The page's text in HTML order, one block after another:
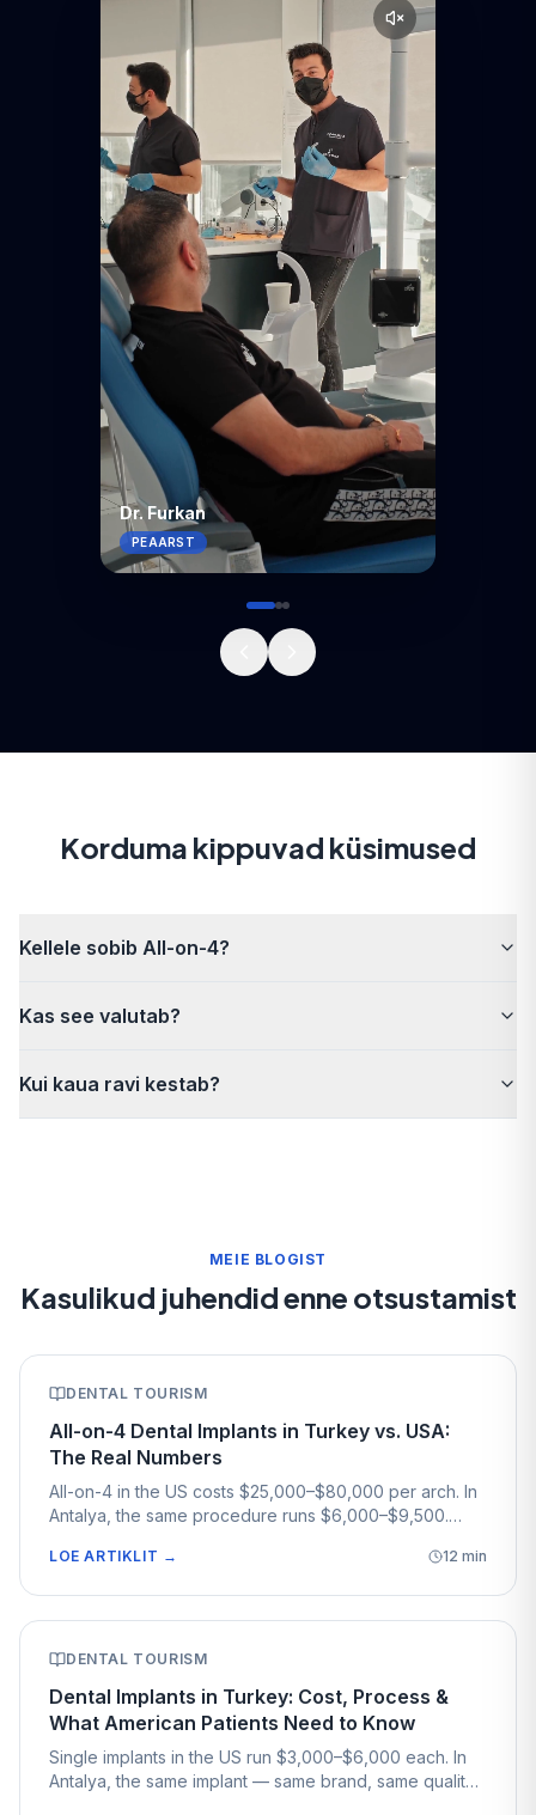
Dr. Furkan
PEAARST
Korduma kippuvad küsimused
Kellele sobib All-on-4?
Kas see valutab?
Kui kaua ravi kestab?
MEIE BLOGIST
Kasulikud juhendid enne otsustamist
DENTAL TOURISM
All-on-4 Dental Implants in Turkey vs. USA:
The Real Numbers
All-on-4 in the US costs $25,000–$80,000 per arch. In
Antalya, the same procedure runs $6,000–$9,500.
American patients.
LOE ARTIKLIT → 12 min
DENTAL TOURISM
Dental Implants in Turkey: Cost, Process &
What American Patients Need to Know
Single implants in the US run $3,000–$6,000 each. In
Antalya, the same implant — same brand, same quality